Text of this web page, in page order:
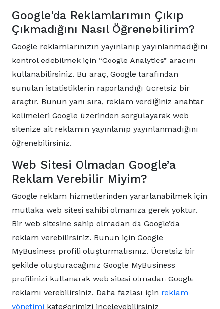
Google'da Reklamlarımın Çıkıp
Çıkmadığını Nasıl Öğrenebilirim?
Google reklamlarınızın yayınlanıp yayınlanmadığını
kontrol edebilmek için “Google Analytics” aracını
kullanabilirsiniz. Bu araç, Google tarafından
sunulan istatistiklerin raporlandığı ücretsiz bir
araçtır. Bunun yanı sıra, reklam verdiğiniz anahtar
kelimeleri Google üzerinden sorgulayarak web
sitenize ait reklamın yayınlanıp yayınlanmadığını
öğrenebilirsiniz.
Web Sitesi Olmadan Google’a
Reklam Verebilir Miyim?
Google reklam hizmetlerinden yararlanabilmek için
mutlaka web sitesi sahibi olmanıza gerek yoktur.
Bir web sitesine sahip olmadan da Google’da
reklam verebilirsiniz. Bunun için Google
MyBusiness profili oluşturmalısınız. Ücretsiz bir
şekilde oluşturacağınız Google MyBusiness
profilinizi kullanarak web sitesi olmadan Google
reklamı verebilirsiniz. Daha fazlası için reklam
yönetimi kategorimizi inceleyebilirsiniz